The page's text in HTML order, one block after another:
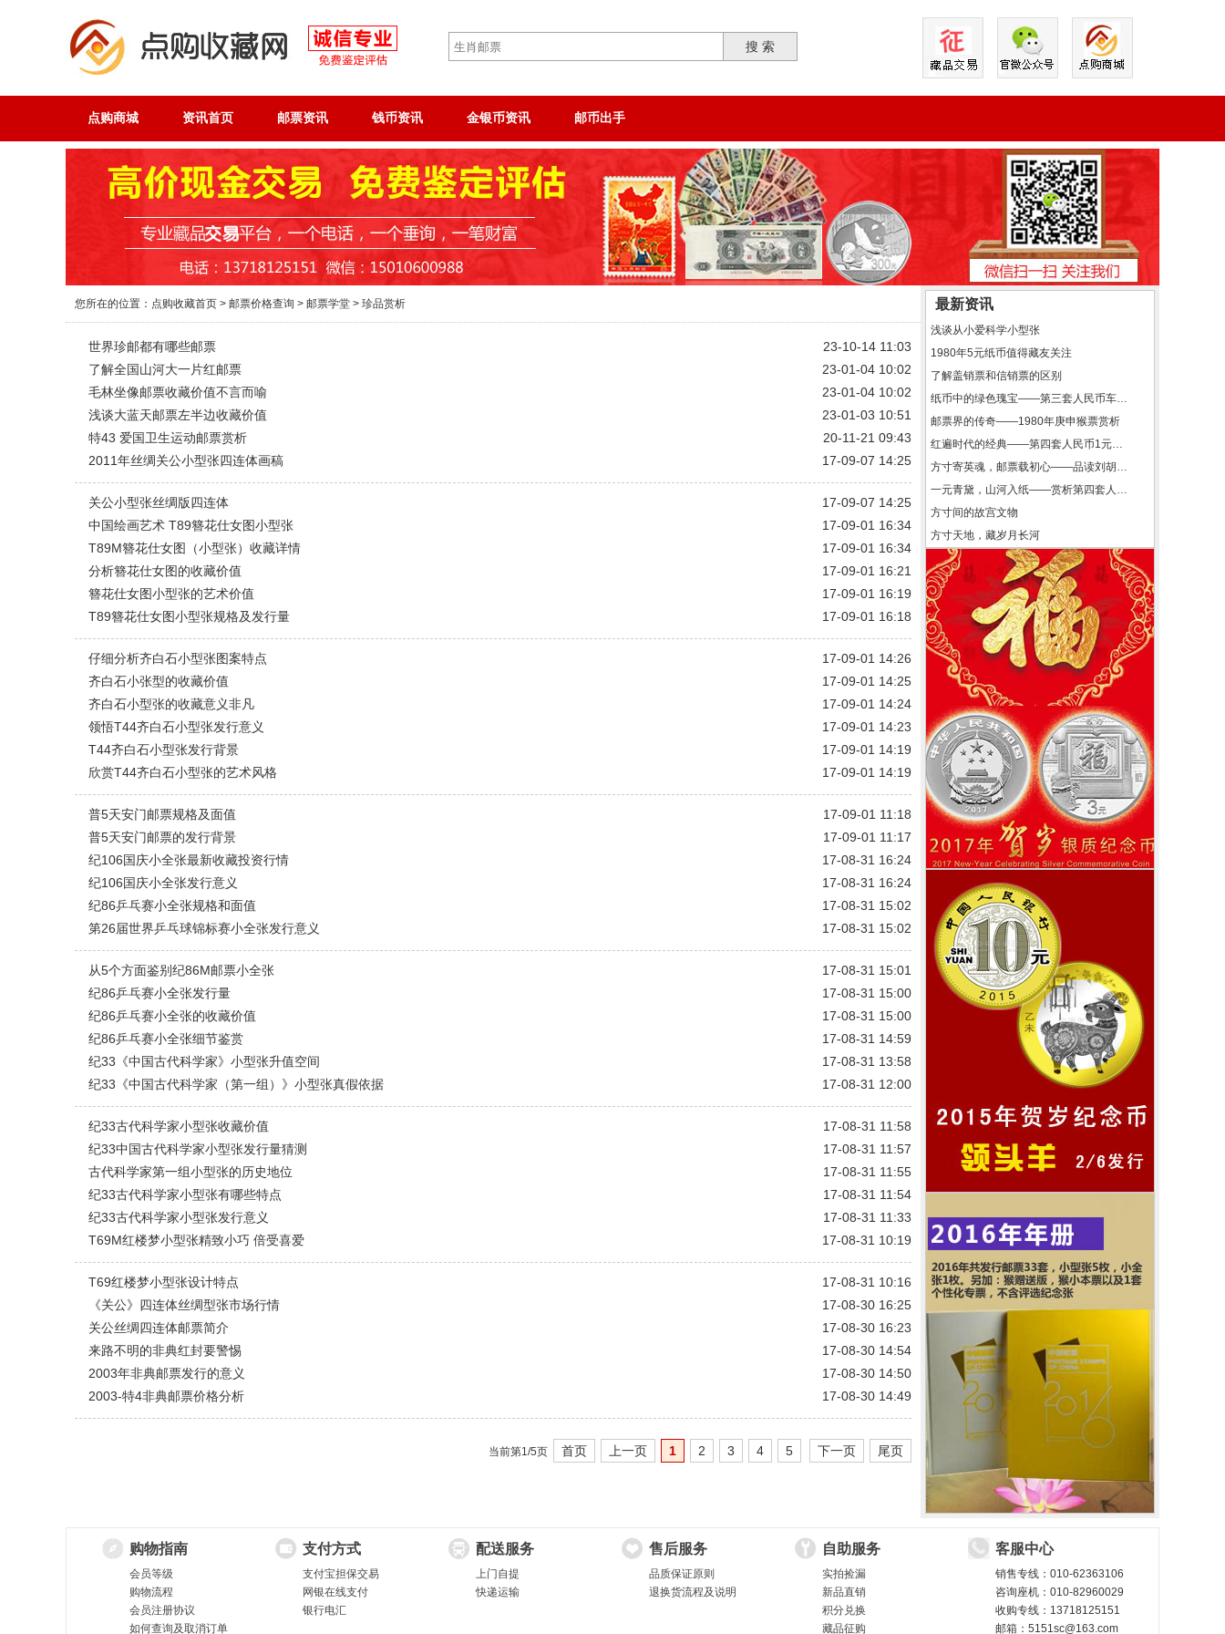
搜 索
点购商城 资讯首页 邮票资讯 钱币资讯 金银币资讯 邮币出手
您所在的位置： 点购收藏首页 > 邮票价格查询 > 邮票学堂 > 珍品赏析
23-10-14 11:03
世界珍邮都有哪些邮票
23-01-04 10:02
了解全国山河大一片红邮票
23-01-04 10:02
毛林坐像邮票收藏价值不言而喻
23-01-03 10:51
浅谈大蓝天邮票左半边收藏价值
20-11-21 09:43
特43 爱国卫生运动邮票赏析
17-09-07 14:25
2011年丝绸关公小型张四连体画稿
17-09-07 14:25
关公小型张丝绸版四连体
17-09-01 16:34
中国绘画艺术 T89簪花仕女图小型张
17-09-01 16:34
T89M簪花仕女图（小型张）收藏详情
17-09-01 16:21
分析簪花仕女图的收藏价值
17-09-01 16:19
簪花仕女图小型张的艺术价值
17-09-01 16:18
T89簪花仕女图小型张规格及发行量
17-09-01 14:26
仔细分析齐白石小型张图案特点
17-09-01 14:25
齐白石小张型的收藏价值
17-09-01 14:24
齐白石小型张的收藏意义非凡
17-09-01 14:23
领悟T44齐白石小型张发行意义
17-09-01 14:19
T44齐白石小型张发行背景
17-09-01 14:19
欣赏T44齐白石小型张的艺术风格
17-09-01 11:18
普5天安门邮票规格及面值
17-09-01 11:17
普5天安门邮票的发行背景
17-08-31 16:24
纪106国庆小全张最新收藏投资行情
17-08-31 16:24
纪106国庆小全张发行意义
17-08-31 15:02
纪86乒乓赛小全张规格和面值
17-08-31 15:02
第26届世界乒乓球锦标赛小全张发行意义
17-08-31 15:01
从5个方面鉴别纪86M邮票小全张
17-08-31 15:00
纪86乒乓赛小全张发行量
17-08-31 15:00
纪86乒乓赛小全张的收藏价值
17-08-31 14:59
纪86乒乓赛小全张细节鉴赏
17-08-31 13:58
纪33《中国古代科学家》小型张升值空间
17-08-31 12:00
纪33《中国古代科学家（第一组）》小型张真假依据
17-08-31 11:58
纪33古代科学家小型张收藏价值
17-08-31 11:57
纪33中国古代科学家小型张发行量猜测
17-08-31 11:55
古代科学家第一组小型张的历史地位
17-08-31 11:54
纪33古代科学家小型张有哪些特点
17-08-31 11:33
纪33古代科学家小型张发行意义
17-08-31 10:19
T69M红楼梦小型张精致小巧 倍受喜爱
17-08-31 10:16
T69红楼梦小型张设计特点
17-08-30 16:25
《关公》四连体丝绸型张市场行情
17-08-30 16:23
关公丝绸四连体邮票简介
17-08-30 14:54
来路不明的非典红封要警惕
17-08-30 14:50
2003年非典邮票发行的意义
17-08-30 14:49
2003-特4非典邮票价格分析
当前第1/5页 首页 上一页 1 2 3 4 5 下一页 尾页
最新资讯
浅谈从小爱科学小型张
1980年5元纸币值得藏友关注
了解盖销票和信销票的区别
纸币中的绿色瑰宝——第三套人民币车工2元赏析
邮票界的传奇——1980年庚申猴票赏析
红遍时代的经典——第四套人民币1元纸币赏析
方寸寄英魂，邮票载初心——品读刘胡兰纪念邮票
一元青黛，山河入纸——赏析第四套人民币壹圆纸币
方寸间的故宫文物
方寸天地，藏岁月长河
购物指南
会员等级
购物流程
会员注册协议
如何查询及取消订单
支付方式
支付宝担保交易
网银在线支付
银行电汇
配送服务
上门自提
快递运输
售后服务
品质保证原则
退换货流程及说明
自助服务
实拍捡漏
新品直销
积分兑换
藏品征购
客服中心
销售专线：010-62363106
咨询座机：010-82960029
收购专线：13718125151
邮箱：5151sc@163.com